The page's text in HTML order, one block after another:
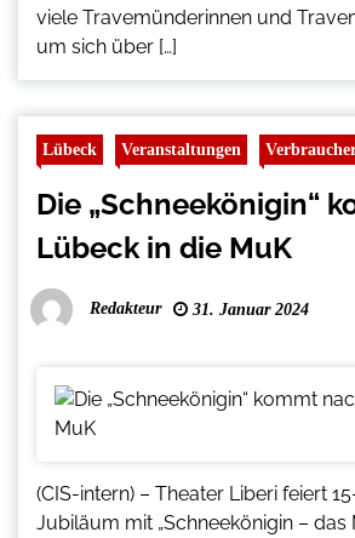
viele Travemünderinnen und
um sich über […]
Lübeck Veranstaltungen
Die „Schneekönigin“
Lübeck in die MuK
Redakteur 31. Januar 2024
(CIS-intern) – Theater Liberi feiert
Jubiläum mit „Schneekönigin – das